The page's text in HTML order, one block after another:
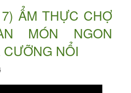
ẨM THỰC CHỢ
MÓN NGON
NỔI